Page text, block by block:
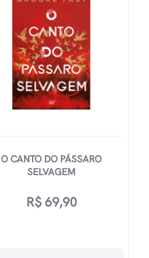
O CANTO DO PÁSSARO
SELVAGEM
R$69,90